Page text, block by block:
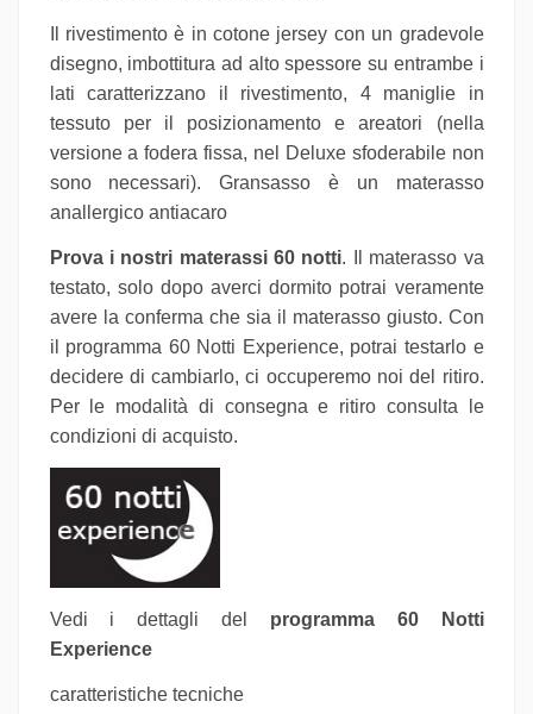
Il rivestimento è in cotone jersey con un gradevole
disegno, imbottitura ad alto spessore su entrambe i
lati caratterizzano il rivestimento, 4 maniglie in
tessuto per il posizionamento e areatori (nella
versione a fodera fissa, nel Deluxe sfoderabile non
sono necessari). Gransasso è un materasso
anallergico antiacaro
Prova i nostri materassi 60 notti. Il materasso va
testato, solo dopo averci dormito potrai veramente
avere la conferma che sia il materasso giusto. Con
il programma 60 Notti Experience, potrai testarlo e
decidere di cambiarlo, ci occuperemo noi del ritiro.
Per le modalità di consegna e ritiro consulta le
condizioni di acquisto.
Vedi i dettagli del programma 60 Notti
Experience
caratteristiche tecniche